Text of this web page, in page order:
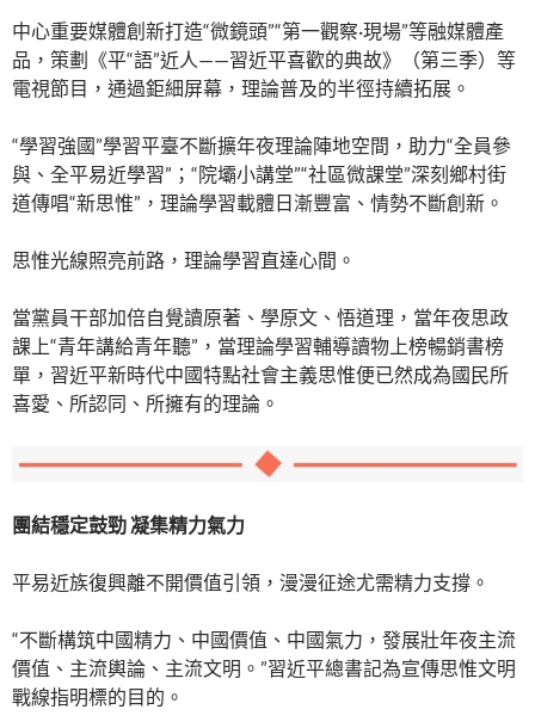
中心重要媒體創新打造“微鏡頭”“第一觀察·現場”等融媒體產
品，策劃《平“語”近人——習近平喜歡的典故》（第三季）等
電視節目，通過鉅細屏幕，理論普及的半徑持續拓展。
“學習強國”學習平臺不斷擴年夜理論陣地空間，助力“全員參
與、全平易近學習”；“院壩小講堂”“社區微課堂”深刻鄉村街
道傳唱“新思惟”，理論學習載體日漸豐富、情勢不斷創新。
思惟光線照亮前路，理論學習直達心間。
當黨員干部加倍自覺讀原著、學原文、悟道理，當年夜思政
課上“青年講給青年聽”，當理論學習輔導讀物上榜暢銷書榜
單，習近平新時代中國特點社會主義思惟便已然成為國民所
喜愛、所認同、所擁有的理論。
團結穩定鼓勁 凝集精力氣力
平易近族復興離不開價值引領，漫漫征途尤需精力支撐。
“不斷構筑中國精力、中國價值、中國氣力，發展壯年夜主流
價值、主流輿論、主流文明。”習近平總書記為宣傳思惟文明
戰線指明標的目的。